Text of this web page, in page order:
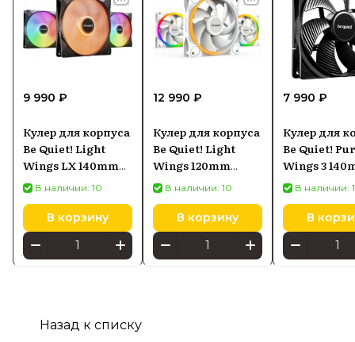
9 990 ₽
Кулер для корпуса
Be Quiet! Light
Wings LX 140mm
PWMВ наличии: 10
В корзину
12 990 ₽
Кулер для корпуса
Be Quiet! Light
Wings 120mm
PWM high-speed
ARGB
В наличии: 10
В корзину
7 990 ₽
Кулер для
Be Quiet!
Wings 3
PWMВ наличии:
В
Назад к списку